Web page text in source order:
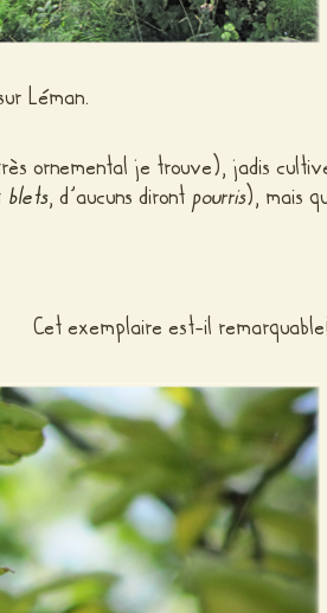
Léman.
ornemental je trouve), jadis
blets, d’aucuns diront pourris), mais
Cet exemplaire est-il